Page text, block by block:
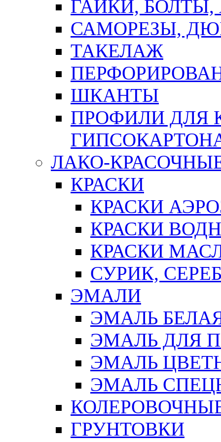
ГАЙКИ,
САМОРЕЗЫ,
ТАКЕЛАЖ
ШКАНТЫ
ПРОФИЛИ ДЛЯ
ЛАКО-
КРАСКИ
КРАСКИ
КРАСКИ
КРАСКИ
СУРИК,
ЭМАЛИ
ЭМАЛЬ
ЭМАЛЬ ДЛЯ
ЭМАЛЬ
ЭМАЛЬ
ГРУНТОВКИ